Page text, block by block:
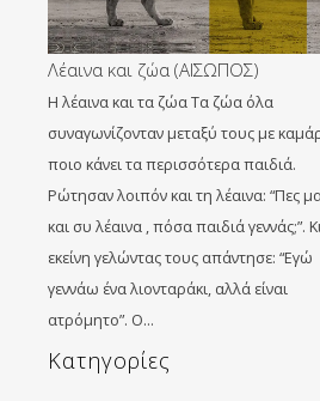
Λέαινα και ζώα (ΑΙΣΩΠΟΣ)
Η λέαινα και τα ζώα Τα ζώα όλα
συναγωνίζονταν μεταξύ τους με
ποιο κάνει τα περισσότερα παιδιά.
Ρώτησαν λοιπόν και τη λέαινα: “Πες
και συ λέαινα , πόσα παιδιά γεννάς;”.
εκείνη γελώντας τους απάντησε: “Εγώ
γεννάω ένα λιονταράκι, αλλά είναι
ατρόμητο”. Ο…
Kατηγορίες